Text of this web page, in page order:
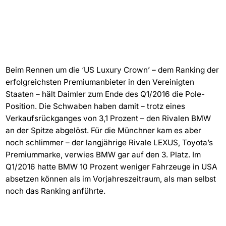
Beim Rennen um die ‘US Luxury Crown’ – dem Ranking der
erfolgreichsten Premiumanbieter in den Vereinigten
Staaten – hält Daimler zum Ende des Q1/2016 die Pole-
Position. Die Schwaben haben damit – trotz eines
Verkaufsrückganges von 3,1 Prozent – den Rivalen BMW
an der Spitze abgelöst. Für die Münchner kam es aber
noch schlimmer – der langjährige Rivale LEXUS, Toyota’s
Premiummarke, verwies BMW gar auf den 3. Platz. Im
Q1/2016 hatte BMW 10 Prozent weniger Fahrzeuge in USA
absetzen können als im Vorjahreszeitraum, als man selbst
noch das Ranking anführte.